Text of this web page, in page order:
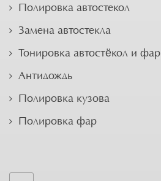
Полировка автостекол
Замена автостекла
Тонировка автостёкол и фар
Антидождь
Полировка кузова
Полировка фар